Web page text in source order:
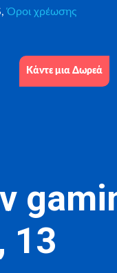
Όροι χρέωσης
Κάντε μια Δωρεά
13